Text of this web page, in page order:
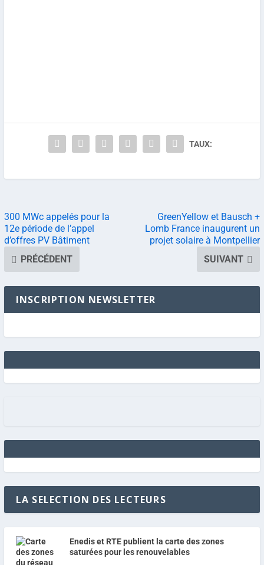
TAUX:
300 MWc appelés pour la
12e période de l’appel
d’offres PV Bâtiment
PRÉCÉDENT
GreenYellow et Bausch +
Lomb France inaugurent un
projet solaire à Montpellier
SUIVANT
INSCRIPTION NEWSLETTER
LA SELECTION DES LECTEURS
Enedis et RTE publient la carte des zones
saturées pour les renouvelables